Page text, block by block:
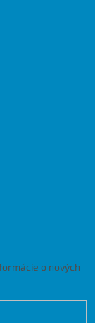
o nových